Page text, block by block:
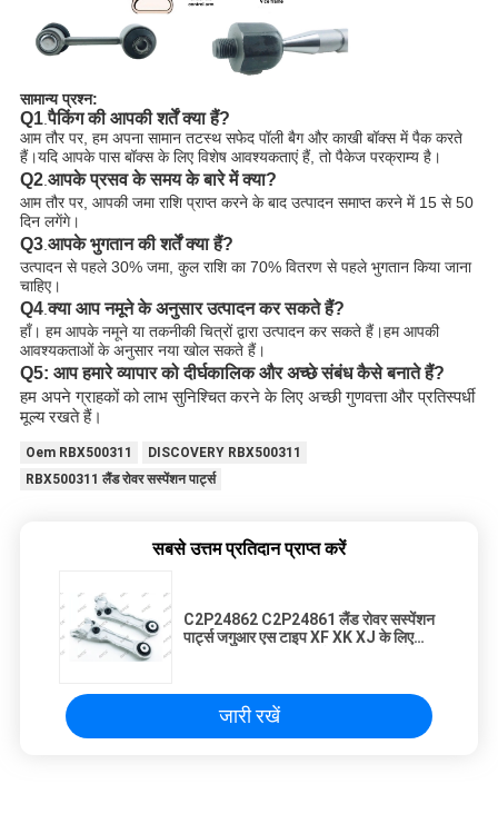
सामान्य प्रश्न:
Q1.पैकिंग की आपकी शर्तें क्या हैं?
आम तौर पर, हम अपना सामान तटस्थ सफेद पॉली बैग और काखी बॉक्स में पैक करते
हैं।यदि आपके पास बॉक्स के लिए विशेष आवश्यकताएं हैं, तो पैकेज परक्राम्य है।
Q2.आपके प्रसव के समय के बारे में क्या?
आम तौर पर, आपकी जमा राशि प्राप्त करने के बाद उत्पादन समाप्त करने में 15 से 50
दिन लगेंगे।
Q3.आपके भुगतान की शर्तें क्या हैं?
उत्पादन से पहले 30% जमा, कुल राशि का 70% वितरण से पहले भुगतान किया जाना
चाहिए।
Q4.क्या आप नमूने के अनुसार उत्पादन कर सकते हैं?
हाँ। हम आपके नमूने या तकनीकी चित्रों द्वारा उत्पादन कर सकते हैं।हम आपकी
आवश्यकताओं के अनुसार नया खोल सकते हैं।
Q5: आप हमारे व्यापार को दीर्घकालिक और अच्छे संबंध कैसे बनाते हैं?
हम अपने ग्राहकों को लाभ सुनिश्चित करने के लिए अच्छी गुणवत्ता और प्रतिस्पर्धी
मूल्य रखते हैं।
Oem RBX500311
DISCOVERY RBX500311
RBX500311 लैंड रोवर सस्पेंशन पार्ट्स
सबसे उत्तम प्रतिदान प्राप्त करें
C2P24862 C2P24861 लैंड रोवर सस्पेंशन
पार्ट्स जगुआर एस टाइप XF XK XJ के लिए
जारी रखें